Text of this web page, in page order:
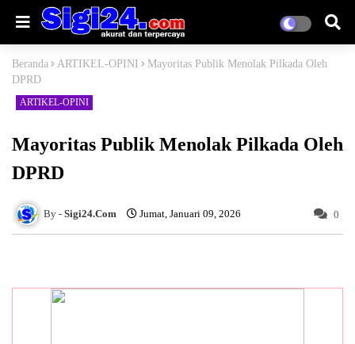
Beranda ARTIKEL-OPINI
Mayoritas Publik Menolak Pilkada Oleh
DPRD
ARTIKEL-OPINI
Mayoritas Publik Menolak Pilkada Oleh
DPRD
Sigi24.Com Jumat, Januari 09, 2026 0